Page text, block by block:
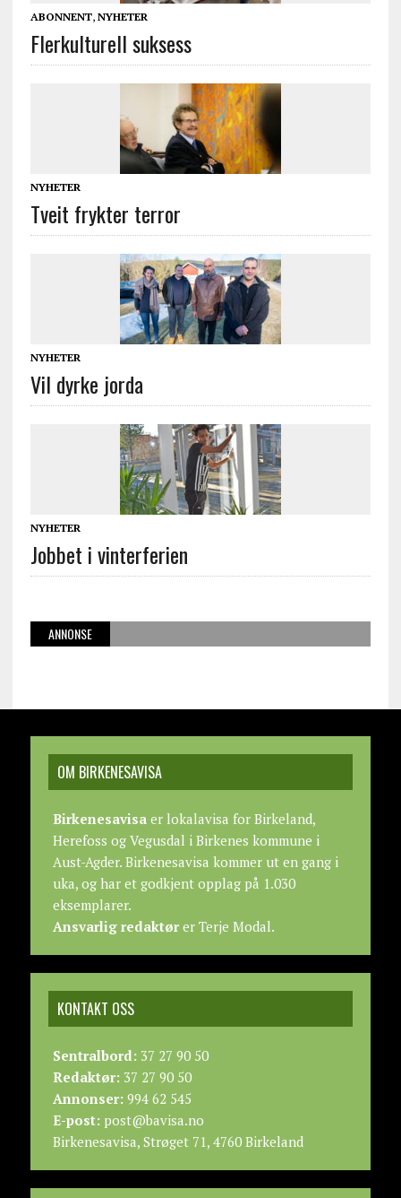
ABONNENT, NYHETER
Flerkulturell suksess
NYHETER
Tveit frykter terror
NYHETER
Vil dyrke jorda
NYHETER
Jobbet i vinterferien
ANNONSE
OM BIRKENESAVISA
Birkenesavisaer lokalavisa for Birkeland,
Herefoss og Vegusdal i Birkenes kommune i
Aust-Agder. Birkenesavisa kommer ut en gang i
uka, og har et godkjent opplag på 1.030
eksemplarer.
Ansvarlig redaktører Terje Modal.
KONTAKT OSS
Sentralbord:37 27 90 50
Redaktør:37 27 90 50
Annonser:994 62 545
E-post:post@bavisa.no
Birkenesavisa, Strøget 71, 4760 Birkeland